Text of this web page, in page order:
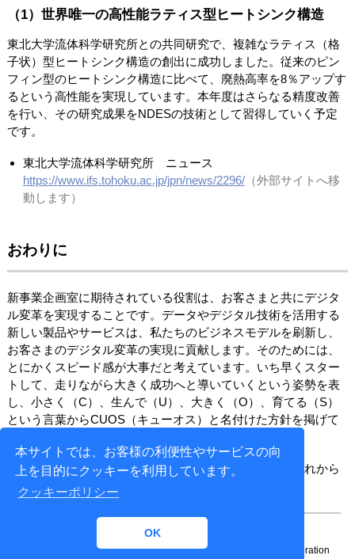
本サイトでは、お客様の利便性やサービスの向
上を目的にクッキーを利用しています。
クッキーポリシー
OK
（1）世界唯一の高性能ラティス型ヒートシンク構造
東北大学流体科学研究所との共同研究で、複雑なラティス（格
子状）型ヒートシンク構造の創出に成功しました。従来のピン
フィン型のヒートシンク構造に比べて、廃熱高率を8％アップす
るという高性能を実現しています。本年度はさらなる精度改善
を行い、その研究成果をNDESの技術として習得していく予定
です。
東北大学流体科学研究所 ニュース
https://www.ifs.tohoku.ac.jp/jpn/news/2296/（外部サイトへ移
動します）
おわりに
新事業企画室に期待されている役割は、お客さまと共にデジタ
ル変革を実現することです。データやデジタル技術を活用する
新しい製品やサービスは、私たちのビジネスモデルを刷新し、
お客さまのデジタル変革の実現に貢献します。そのためには、
とにかくスピード感が大事だと考えています。いち早くスター
トして、走りながら大きく成功へと導いていくという姿勢を表
し、小さく（C）、生んで（U）、大きく（O）、育てる（S）
という言葉からCUOS（キューオス）と名付けた方針を掲げて
自由な発想でチャレンジを続けている新事業企画室のこれから
の活躍にご期待ください。
2026 NTT DATA ENGINEERING SYSTEMS Corporation